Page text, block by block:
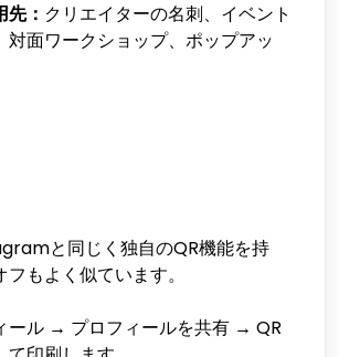
： クリエイターの名刺、イベント
対面ワークショップ、ポップアッ
と同じく独自のQR機能を持
もよく似ています。
ール → プロフィールを共有 → QR